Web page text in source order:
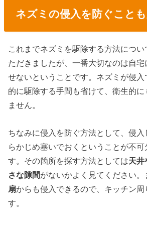
ネズミの侵入を防ぐことも
これまでネズミを駆除する方法につ
ただきましたが、一番大切なのは自宅
せないということです。ネズミが侵
的に駆除する手間も省けて、衛生的に
ません。
ちなみに侵入を防ぐ方法として、侵
らかじめ塞いでおくということが不可
す。その箇所を探す方法としては天井
さな隙間がないかよく見てください。
扇からも侵入できるので、キッチン
す。